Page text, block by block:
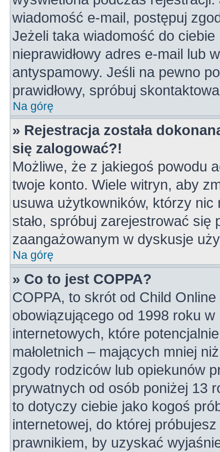
wiadomość e-mail, postępuj
Jeżeli taka wiadomość do ciebie
nieprawidłowy adres e-mail lub
antyspamowy. Jeśli na pewno
prawidłowy, spróbuj
Na górę
» Rejestracja została
się zalogować?!
Możliwe, że z jakiegoś powodu
twoje konto. Wiele witryn, aby
usuwa użytkowników, którzy
stało, spróbuj zarejestrować
zaangażowanym w dyskusje
Na górę
» Co to jest COPPA?
COPPA, to skrót od Child
obowiązującego od 1998 roku w
internetowych, które
małoletnich – mających mniej
zgody rodziców lub opiekunów
prywatnych od osób poniżej 13
to dotyczy ciebie jako kogoś
internetowej, do której
prawnikiem, by uzyskać